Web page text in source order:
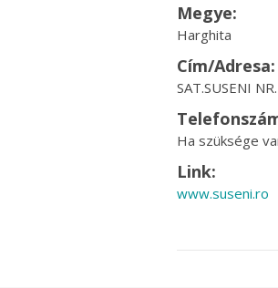
Megye:
Harghita
Cím/Adresa:
SAT.SUSENI
Ha szüksége
Link:
www.suseni.ro